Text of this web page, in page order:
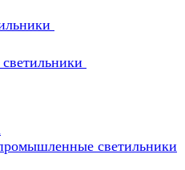
светильники